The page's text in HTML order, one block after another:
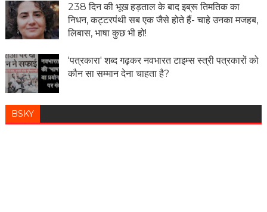
238 दिन की भूख हड़ताल के बाद इब्रू तिमतिक का
निधन, कट्टरपंथी सब एक जैसे होते हैं- चाहे उनका मजहब,
लिबास, भाषा कुछ भी हो!
'पत्रकारा' शब्द गढ़कर नवभारत टाइम्स स्त्री पत्रकारों को
कौन सा सम्मान देना चाहता है?
BSKY